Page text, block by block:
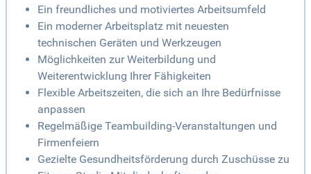
Ein freundliches und motiviertes Arbeitsumfeld
Ein moderner Arbeitsplatz mit neuesten
technischen Geräten und Werkzeugen
Möglichkeiten zur Weiterbildung und
Weiterentwicklung Ihrer Fähigkeiten
Flexible Arbeitszeiten, die sich an Ihre Bedürfnisse
anpassen
Regelmäßige Teambuilding-Veranstaltungen und
Firmenfeiern
Gezielte Gesundheitsförderung durch Zuschüsse zu